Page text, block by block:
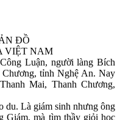
ĐỒ
VIỆT NAM
Luận, người làng Bích
tỉnh Nghệ An. Nay
Mai, Thanh Chương,
du. Là giám sinh nhưng ông
Giám, mà tìm thầy giỏi học